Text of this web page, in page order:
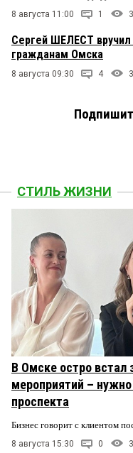
8 августа 11:00 1
Сергей ШЕЛЕСТ
гражданам Омска
8 августа 09:30 4
СТИЛЬ ЖИЗНИ
В Омске остро встал
мероприятий –
проспекта
Бизнес говорит с клиентом
8 августа 15:30 0